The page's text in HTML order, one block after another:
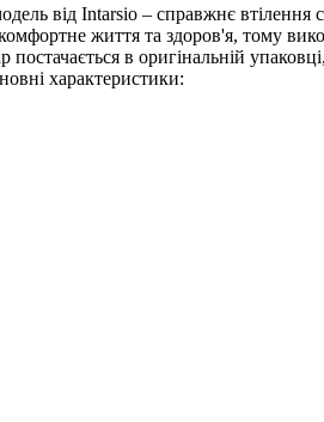
від Intarsio – справжнє втілення
життя та здоров'я, тому
в оригінальній
характеристики: